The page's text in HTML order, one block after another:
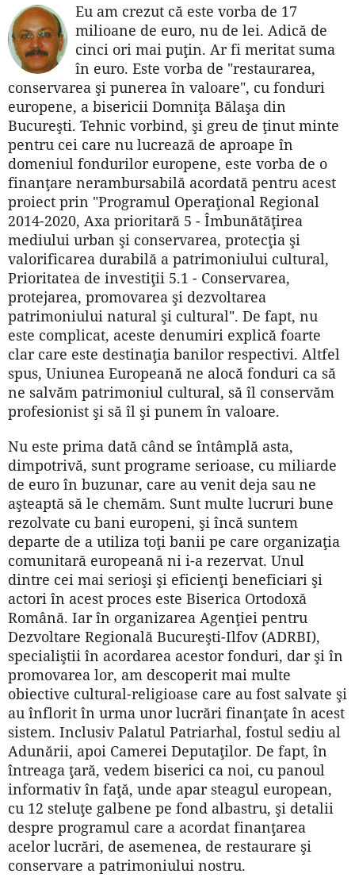
Eu am crezut că este vorba de 17
milioane de euro, nu de lei. Adică de
cinci ori mai puţin. Ar fi meritat suma
în euro. Este vorba de "restaurarea,
conservarea şi punerea în valoare", cu fonduri
europene, a bisericii Domniţa Bălaşa din
Bucureşti. Tehnic vorbind, şi greu de ţinut minte
pentru cei care nu lucrează de aproape în
domeniul fondurilor europene, este vorba de o
finanţare nerambursabilă acordată pentru acest
proiect prin "Programul Operaţional Regional
2014-2020, Axa prioritară 5 - Îmbunătăţirea
mediului urban şi conservarea, protecţia şi
valorificarea durabilă a patrimoniului cultural,
Prioritatea de investiţii 5.1 - Conservarea,
protejarea, promovarea şi dezvoltarea
patrimoniului natural şi cultural". De fapt, nu
este complicat, aceste denumiri explică foarte
clar care este destinaţia banilor respectivi. Altfel
spus, Uniunea Europeană ne alocă fonduri ca să
ne salvăm patrimoniul cultural, să îl conservăm
profesionist şi să îl şi punem în valoare.
Nu este prima dată când se întâmplă asta,
dimpotrivă, sunt programe serioase, cu miliarde
de euro în buzunar, care au venit deja sau ne
aşteaptă să le chemăm. Sunt multe lucruri bune
rezolvate cu bani europeni, şi încă suntem
departe de a utiliza toţi banii pe care organizaţia
comunitară europeană ni i-a rezervat. Unul
dintre cei mai serioşi şi eficienţi beneficiari şi
actori în acest proces este Biserica Ortodoxă
Română. Iar în organizarea Agenţiei pentru
Dezvoltare Regională Bucureşti-Ilfov (ADRBI),
specialiştii în acordarea acestor fonduri, dar şi în
promovarea lor, am descoperit mai multe
obiective cultural-religioase care au fost salvate şi
au înflorit în urma unor lucrări finanţate în acest
sistem. Inclusiv Palatul Patriarhal, fostul sediu al
Adunării, apoi Camerei Deputaţilor. De fapt, în
întreaga ţară, vedem biserici ca noi, cu panoul
informativ în faţă, unde apar steagul european,
cu 12 steluţe galbene pe fond albastru, şi detalii
despre programul care a acordat finanţarea
acelor lucrări, de asemenea, de restaurare şi
conservare a patrimoniului nostru.